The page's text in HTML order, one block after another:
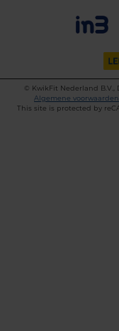
©
KwikFit Nederland B.V.,
Algemene voorwaarden
This site is protected by